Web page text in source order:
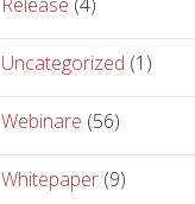
Release (4)
Uncategorized (1)
Webinare (56)
Whitepaper (9)